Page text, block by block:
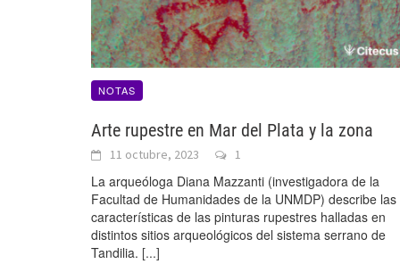
NOTAS
Arte rupestre en Mar del Plata y la zona
11 octubre, 2023 1
La arqueóloga Diana Mazzanti (investigadora de la
Facultad de Humanidades de la UNMDP) describe las
características de las pinturas rupestres halladas en
distintos sitios arqueológicos del sistema serrano de
Tandilia. [...]